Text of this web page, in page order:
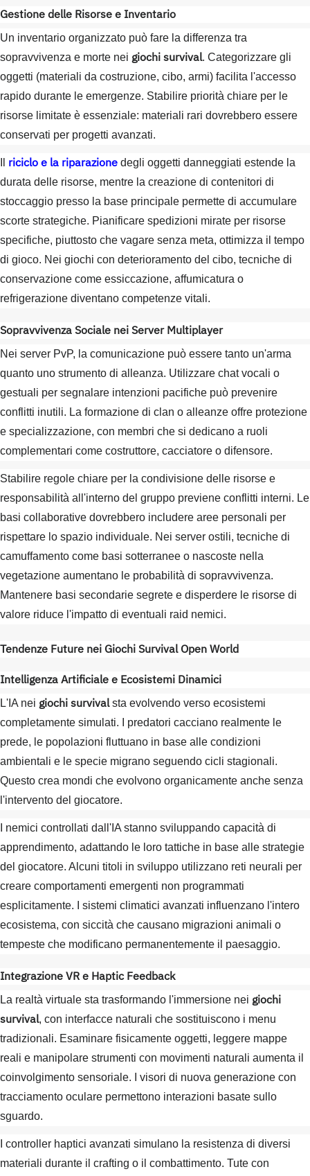
Gestione delle Risorse e Inventario
Un inventario organizzato può fare la differenza tra
sopravvivenza e morte nei giochi survival. Categorizzare gli
oggetti (materiali da costruzione, cibo, armi) facilita l'accesso
rapido durante le emergenze. Stabilire priorità chiare per le
risorse limitate è essenziale: materiali rari dovrebbero essere
conservati per progetti avanzati.
riciclo e la riparazione degli oggetti danneggiati estende la
durata delle risorse, mentre la creazione di contenitori di
stoccaggio presso la base principale permette di accumulare
scorte strategiche. Pianificare spedizioni mirate per risorse
specifiche, piuttosto che vagare senza meta, ottimizza il tempo
di gioco. Nei giochi con deterioramento del cibo, tecniche di
conservazione come essiccazione, affumicatura o
refrigerazione diventano competenze vitali.
Sopravvivenza Sociale nei Server Multiplayer
Nei server PvP, la comunicazione può essere tanto un'arma
quanto uno strumento di alleanza. Utilizzare chat vocali o
gestuali per segnalare intenzioni pacifiche può prevenire
conflitti inutili. La formazione di clan o alleanze offre protezione
e specializzazione, con membri che si dedicano a ruoli
complementari come costruttore, cacciatore o difensore.
Stabilire regole chiare per la condivisione delle risorse e
responsabilità all'interno del gruppo previene conflitti interni. Le
basi collaborative dovrebbero includere aree personali per
rispettare lo spazio individuale. Nei server ostili, tecniche di
camuffamento come basi sotterranee o nascoste nella
vegetazione aumentano le probabilità di sopravvivenza.
Mantenere basi secondarie segrete e disperdere le risorse di
valore riduce l'impatto di eventuali raid nemici.
Tendenze Future nei Giochi Survival Open World
Intelligenza Artificiale e Ecosistemi Dinamici
L'IA nei giochi survivalsta evolvendo verso ecosistemi
completamente simulati. I predatori cacciano realmente le
prede, le popolazioni fluttuano in base alle condizioni
ambientali e le specie migrano seguendo cicli stagionali.
Questo crea mondi che evolvono organicamente anche senza
l'intervento del giocatore.
I nemici controllati dall'IA stanno sviluppando capacità di
apprendimento, adattando le loro tattiche in base alle strategie
del giocatore. Alcuni titoli in sviluppo utilizzano reti neurali per
creare comportamenti emergenti non programmati
esplicitamente. I sistemi climatici avanzati influenzano l'intero
ecosistema, con siccità che causano migrazioni animali o
tempeste che modificano permanentemente il paesaggio.
Integrazione VR e Haptic Feedback
La realtà virtuale sta trasformando l'immersione nei giochi
survival, con interfacce naturali che sostituiscono i menu
tradizionali. Esaminare fisicamente oggetti, leggere mappe
reali e manipolare strumenti con movimenti naturali aumenta il
coinvolgimento sensoriale. I visori di nuova generazione con
tracciamento oculare permettono interazioni basate sullo
sguardo.
I controller haptici avanzati simulano la resistenza di diversi
materiali durante il crafting o il combattimento. Tute con